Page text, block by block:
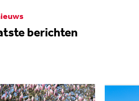
berichten